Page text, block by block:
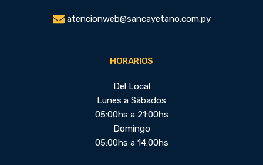
atencionweb@sancayetano.com.py
HORARIOS
Del Local
Lunes a Sábados
05:00hs a 21:00hs
Domingo
05:00hs a 14:00hs